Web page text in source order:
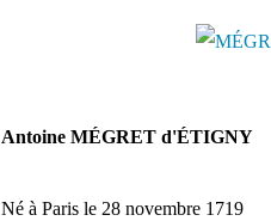
Antoine MÉGRET d'ÉTIGNY
Né à Paris le 28 novembre 1719